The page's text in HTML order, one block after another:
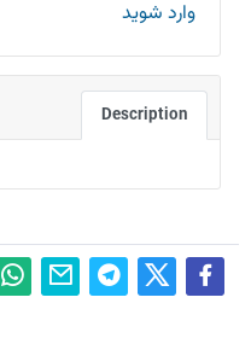
وارد شوید
Description